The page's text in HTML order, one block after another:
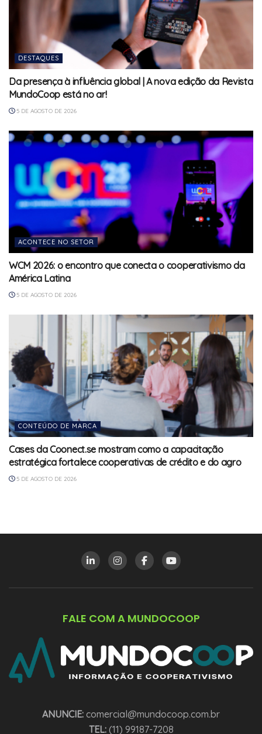
DESTAQUES
Da presença à influência global | A nova edição da Revista
MundoCoop está no ar!
5 DE AGOSTO DE 2026
ACONTECE NO SETOR
WCM 2026: o encontro que conecta o cooperativismo da
América Latina
5 DE AGOSTO DE 2026
CONTEÚDO DE MARCA
Cases da Coonect.se mostram como a capacitação
estratégica fortalece cooperativas de crédito e do agro
5 DE AGOSTO DE 2026
FALE COM A MUNDOCOOP
ANUNCIE: comercial@mundocoop.com.br
TEL:(11) 99187-7208